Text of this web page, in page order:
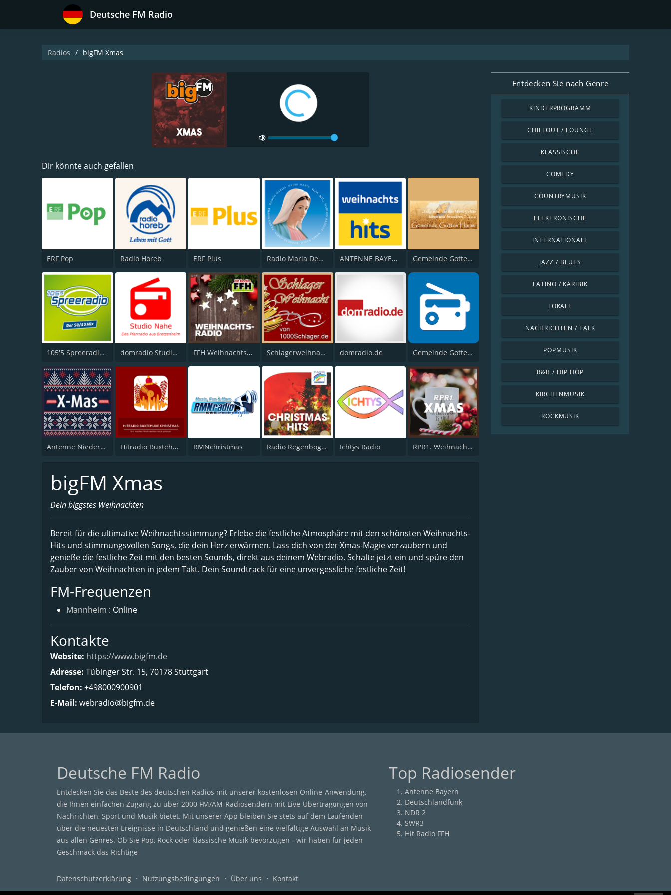
Deutsche FM Radio
Radios bigFM Xmas
Dir könnte auch gefallen
ERF Pop Radio Horeb ERF Plus Radio Maria Deutschland ANTENNE BAYERN Weihnachts Hits Gemeinde Gottes Hamm
105'5 Spreeradio Weihnachtsradio domradio Studio Nahe FFH Weihnachtsradio Schlagerweihnacht domradio.de Gemeinde Gottes in Pforzheim
Antenne Niedersachsen X-Mas Hitradio Buxtehude Christmas RMNchristmas Radio Regenbogen - Christmas Hits Ichtys Radio RPR1. Weihnachtslieder
bigFM Xmas
Dein biggstes Weihnachten
Bereit für die ultimative Weihnachtsstimmung? Erlebe die festliche Atmosphäre mit den schönsten Weihnachts-
Hits und stimmungsvollen Songs, die dein Herz erwärmen. Lass dich von der Xmas-Magie verzaubern und
genieße die festliche Zeit mit den besten Sounds, direkt aus deinem Webradio. Schalte jetzt ein und spüre den
Zauber von Weihnachten in jedem Takt. Dein Soundtrack für eine unvergessliche festliche Zeit!
FM-Frequenzen
Mannheim : Online
Kontakte
Website: https://www.bigfm.de
Adresse: Tübinger Str. 15, 70178 Stuttgart
Telefon: +498000900901
E-Mail: webradio@bigfm.de
Entdecken Sie nach Genre
KINDERPROGRAMM
CHILLOUT / LOUNGE
KLASSISCHE
COMEDY
COUNTRYMUSIK
ELEKTRONISCHE
INTERNATIONALE
JAZZ / BLUES
LATINO / KARIBIK
LOKALE
NACHRICHTEN / TALK
POPMUSIK
R&B / HIP HOP
KIRCHENMUSIK
ROCKMUSIK
Deutsche FM Radio
Entdecken Sie das Beste des deutschen Radios mit unserer kostenlosen Online-Anwendung,
die Ihnen einfachen Zugang zu über 2000 FM/AM-Radiosendern mit Live-Übertragungen von
Nachrichten, Sport und Musik bietet. Mit unserer App bleiben Sie stets auf dem Laufenden
über die neuesten Ereignisse in Deutschland und genießen eine vielfältige Auswahl an Musik
aus allen Genres. Ob Sie Pop, Rock oder klassische Musik bevorzugen - wir haben für jeden
Geschmack das Richtige
Top Radiosender
Antenne Bayern
Deutschlandfunk
NDR 2
SWR3
Hit Radio FFH
Datenschutzerklärung ・ Nutzungsbedingungen ・ Über uns ・ Kontakt